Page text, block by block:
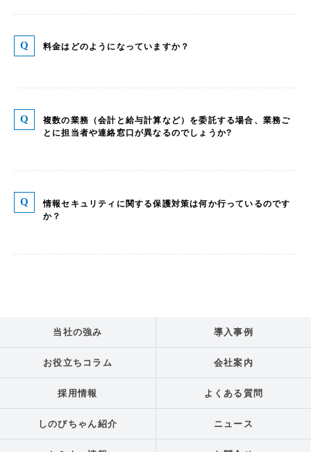
料金はどのようになっていますか？
複数の業務（会計と給与計算など）を委託する場合、業務ご
とに担当者や連絡窓口が異なるのでしょうか?
情報セキュリティに関する保護対策は何か行っているのです
か？
当社の強み 導入事例
お役立ちコラム 会社案内
採用情報 よくある質問
しのびちゃん紹介 ニュース